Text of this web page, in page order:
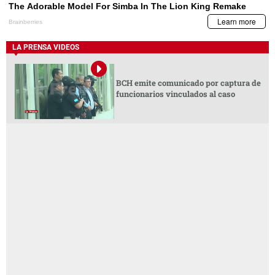
LA PRENSA VIDEOS
BCH emite comunicado por captura de
funcionarios vinculados al caso